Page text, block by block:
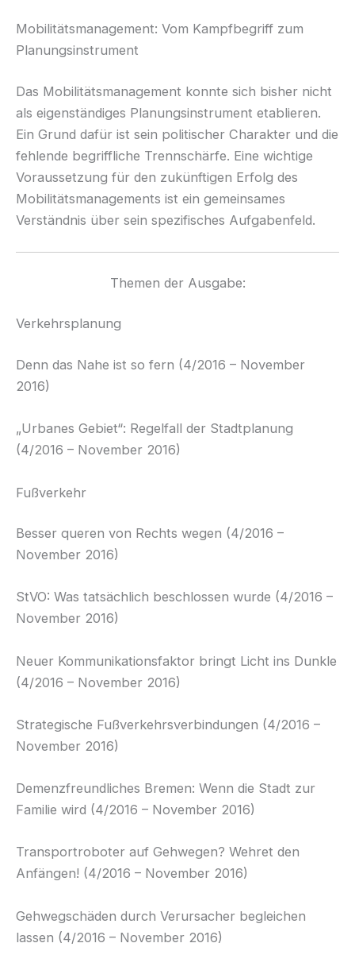
Mobilitätsmanagement: Vom Kampfbegriff zum
Planungsinstrument
Das Mobilitätsmanagement konnte sich bis­her nicht
als eigenständiges Planungsinstrument etablieren.
Ein Grund dafür ist sein politischer Charakter und die
fehlende begriffliche Trennschärfe. Eine wichtige
Voraussetzung für den zukünftigen Erfolg des
Mobilitätsmanage­ments ist ein gemeinsames
Verständnis über sein spezifisches Aufgabenfeld.
Themen der Ausgabe:
Verkehrsplanung
Denn das Nahe ist so fern (4/2016 – November
2016)
„Urbanes Gebiet“: Regelfall der Stadtplanung
(4/2016 – November 2016)
Fußverkehr
Besser queren von Rechts wegen (4/2016 –
November 2016)
StVO: Was tatsächlich beschlossen wurde (4/2016 –
November 2016)
Neuer Kommunikationsfaktor bringt Licht ins Dunkle
(4/2016 – November 2016)
Strategische Fußverkehrsverbindungen (4/2016 –
November 2016)
Demenzfreundliches Bremen: Wenn die Stadt zur
Familie wird (4/2016 – November 2016)
Transportroboter auf Gehwegen? Wehret den
Anfängen! (4/2016 – November 2016)
Gehwegschäden durch Verursacher begleichen
lassen (4/2016 – November 2016)